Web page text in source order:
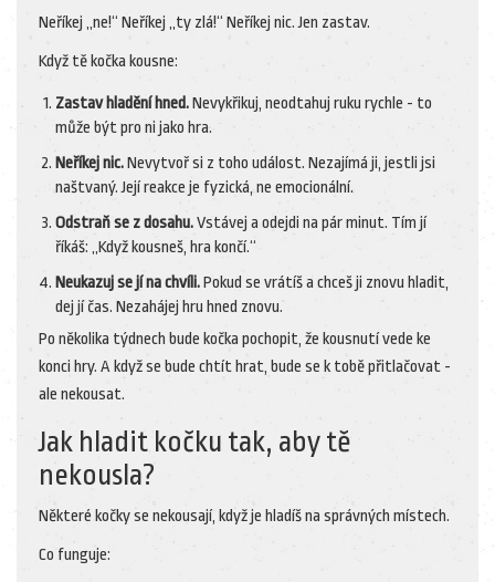
Neříkej „ne!“ Neříkej „ty zlá!“ Neříkej nic. Jen zastav.
Když tě kočka kousne:
Zastav hladění hned.Nevykřikuj, neodtahuj ruku rychle - to
může být pro ni jako hra.
Neříkej nic.Nevytvoř si z toho událost. Nezajímá ji, jestli jsi
naštvaný. Její reakce je fyzická, ne emocionální.
Odstraň se z dosahu.Vstávej a odejdi na pár minut. Tím jí
říkáš: „Když kousneš, hra končí.“
Neukazuj se jí na chvíli.Pokud se vrátíš a chceš ji znovu hladit,
dej jí čas. Nezahájej hru hned znovu.
Po několika týdnech bude kočka pochopit, že kousnutí vede ke
konci hry. A když se bude chtít hrat, bude se k tobě přitlačovat -
ale nekousat.
Jak hladit kočku tak, aby tě
nekousla?
Některé kočky se nekousají, když je hladíš na správných místech.
Co funguje: